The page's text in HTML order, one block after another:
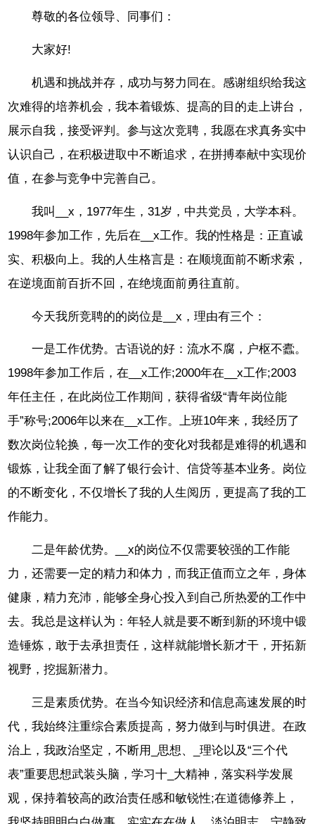
尊敬的各位领导、同事们：
大家好!
机遇和挑战并存，成功与努力同在。感谢组织给我这
次难得的培养机会，我本着锻炼、提高的目的走上讲台，
展示自我，接受评判。参与这次竞聘，我愿在求真务实中
认识自己，在积极进取中不断追求，在拼搏奉献中实现价
值，在参与竞争中完善自己。
我叫__x，1977年生，31岁，中共党员，大学本科。
1998年参加工作，先后在__x工作。我的性格是：正直诚
实、积极向上。我的人生格言是：在顺境面前不断求索，
在逆境面前百折不回，在绝境面前勇往直前。
今天我所竞聘的的岗位是__x，理由有三个：
一是工作优势。古语说的好：流水不腐，户枢不蠹。
1998年参加工作后，在__x工作;2000年在__x工作;2003
年任主任，在此岗位工作期间，获得省级“青年岗位能
手”称号;2006年以来在__x工作。上班10年来，我经历了
数次岗位轮换，每一次工作的变化对我都是难得的机遇和
锻炼，让我全面了解了银行会计、信贷等基本业务。岗位
的不断变化，不仅增长了我的人生阅历，更提高了我的工
作能力。
二是年龄优势。__x的岗位不仅需要较强的工作能
力，还需要一定的精力和体力，而我正值而立之年，身体
健康，精力充沛，能够全身心投入到自己所热爱的工作中
去。我总是这样认为：年轻人就是要不断到新的环境中锻
造锤炼，敢于去承担责任，这样就能增长新才干，开拓新
视野，挖掘新潜力。
三是素质优势。在当今知识经济和信息高速发展的时
代，我始终注重综合素质提高，努力做到与时俱进。在政
治上，我政治坚定，不断用_思想、_理论以及“三个代
表”重要思想武装头脑，学习十_大精神，落实科学发展
观，保持着较高的政治责任感和敏锐性;在道德修养上，